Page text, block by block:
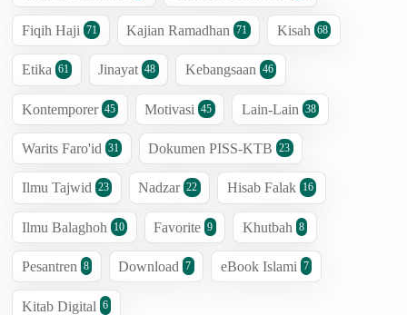
Fiqih Haji 71 Kajian Ramadhan 71 Kisah 68
Etika 61 Jinayat 48 Kebangsaan 46
Kontemporer 45 Motivasi 45 Lain-Lain 38
Warits Faro'id 31 Dokumen PISS-KTB 23
Ilmu Tajwid 23 Nadzar 22 Hisab Falak 16
Ilmu Balaghoh 10 Favorite 9 Khutbah 8
Pesantren 8 Download 7 eBook Islami 7
Kitab Digital 6